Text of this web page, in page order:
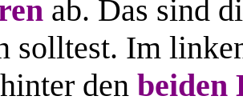
ab. Das sind
solltest. Im
den beiden